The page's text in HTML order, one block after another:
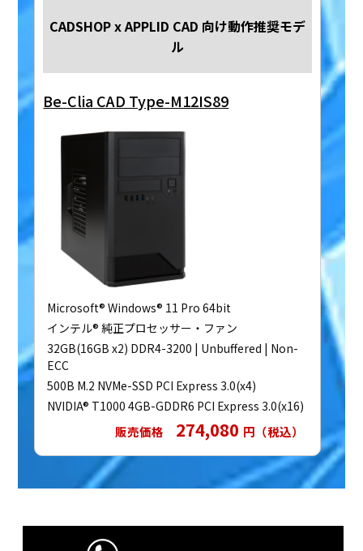
CADSHOP x APPLID CAD 向け動作推奨モデ
ル
Be-Clia CAD Type-M12IS89
Microsoft® Windows® 11 Pro 64bit
インテル® 純正プロセッサー・ファン
32GB(16GB x2) DDR4-3200 | Unbuffered | Non-
ECC
500B M.2 NVMe-SSD PCI Express 3.0(x4)
NVIDIA® T1000 4GB-GDDR6 PCI Express 3.0(x16)
販売価格 274,080 円（税込）